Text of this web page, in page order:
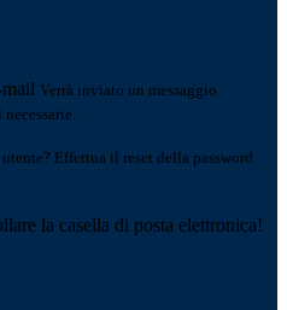
Verrà inviato un messaggio
Effettua il reset della password
la casella di posta elettronica!